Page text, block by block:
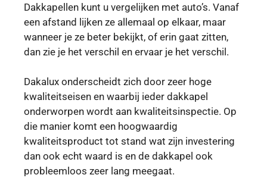
Dakkapellen kunt u vergelijken met auto’s. Vanaf
een afstand lijken ze allemaal op elkaar, maar
wanneer je ze beter bekijkt, of erin gaat zitten,
dan zie je het verschil en ervaar je het verschil.
Dakalux onderscheidt zich door zeer hoge
kwaliteitseisen en waarbij ieder dakkapel
onderworpen wordt aan kwaliteitsinspectie. Op
die manier komt een hoogwaardig
kwaliteitsproduct tot stand wat zijn investering
dan ook echt waard is en de dakkapel ook
probleemloos zeer lang meegaat.